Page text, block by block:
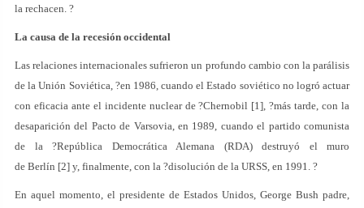
la rechacen. ?
La causa de la recesión occidental
Las relaciones internacionales sufrieron un profundo cambio con la parálisis
de la Unión Soviética, ?en 1986, cuando el Estado soviético no logró actuar
con eficacia ante el incidente nuclear de ?Chernobil [1], ?más tarde, con la
desaparición del Pacto de Varsovia, en 1989, cuando el partido comunista
de la ?República Democrática Alemana (RDA) destruyó el muro
de Berlín [2] y, finalmente, con la ?disolución de la URSS, en 1991. ?
En aquel momento, el presidente de Estados Unidos, George Bush padre,